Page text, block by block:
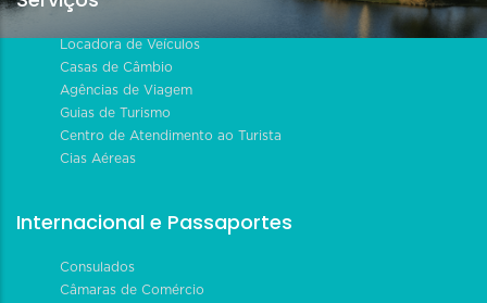
Locadora de Veículos
Casas de Câmbio
Agências de Viagem
Guias de Turismo
Centro de Atendimento ao Turista
Cias Aéreas
Internacional e Passaportes
Consulados
Câmaras de Comércio